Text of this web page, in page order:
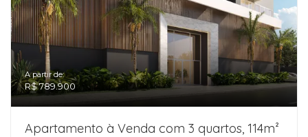
A partir de:
R$ 789.900
Apartamento à Venda com 3 quartos, 114m²